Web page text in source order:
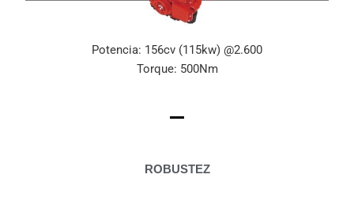
Potencia: 156cv (115kw) @2.600
Torque: 500Nm
ROBUSTEZ